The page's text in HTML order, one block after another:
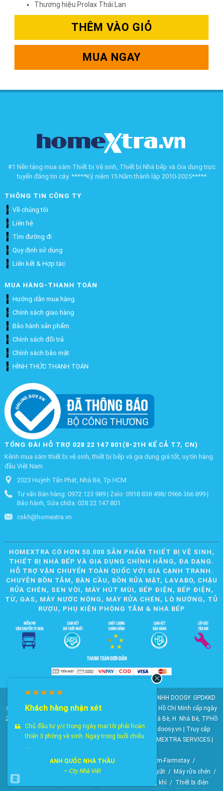
Thương hiệu Prolax Thái Lan
THÊM VÀO GIỎ
MUA NGAY
#1 Nền tảng mua sắm Thiết bị Vệ sinh, Thiết bị Nhà bếp và Gia dụng trực
tuyến đáng tin cậy. *****Kỷ niệm 15 Năm thành lập 2010-2025*****
THÔNG TIN CÔNG TY
Về chúng tôi
Liên hệ
Tìm đường đi
Quy định sử dụng
Liên kết & Hợp tác
MUA HÀNG-THANH TOÁN
Hướng dẫn mua hàng
Chính sách giao hàng
Bảo hành sản phẩm
Chính sách đổi trả
Chính sách bảo mật
HÌNH THỨC THANH TOÁN
TỔNG ĐÀI HỖ TRỢ 028 22 147 801(8-21H KỂ CẢ T7, CN)
Kênh mua sắm thiết bị vệ sinh, thiết bị bếp và gia dụng giá tốt, uy tín hàng
đầu Việt Nam
2023 Huỳnh Tấn Phát, Nhà Bè, Tp.HCM
Tư vấn Bán hàng: 0972 123 989 | Zalo: 0918 838 498/ 0966 366 899 |
Bảo hành, Sửa chữa: 028 22 147 801
cskh@homextra.vn
HOMEXTRA CÓ HƠN 50.000 SẢN PHẨM THIẾT BỊ VỆ SINH,
THIẾT BỊ NHÀ BẾP VÀ GIA DỤNG CHÍNH HÃNG, ĐA DẠNG.
HỖ TRỢ VẬN CHUYỂN TOÀN QUỐC VỚI GIÁ CẠNH TRANH.
CHUYÊN BỒN TẮM, BÀN CẦU, BỒN RỬA MẶT, LAVABO, CHẬU
RỬA CHÉN, SEN VÒI, MÁY HÚT MÙI, BẾP ĐIỆN, BẾP ĐIỆN,
TỪ, GAS, MÁY NƯỚC NÓNG, MÁY RỬA CHÉN, LÒ NƯỚNG, TỦ
RƯỢU, PHỤ KIỆN PHÒNG TẮM & NHÀ BẾP
© 2010-2025 Bản quyền nội dung thuộc về CÔNG TY TNHH DOOSY. GPDKKD
số: 0311.807.893 do Sở Kế hoạch và Đầu tư Thành phố Hồ Chí Minh cấp ngày
28/05/2012. Địa chỉ: 2023 Huỳnh Tấn Phát, KP6, TT. Nhà Bè, H. Nhà Bè, TP.Hồ
Chí Minh. Điện thoại: 028 22 147 801. Email: doosy@doosy.vn | Truy cập
website cùng công ty: Trang Dịch Vụ Khách Hàng- HOMEXTRA SERVICES |
HomeXtra Basics / Gói Combo Mộc-Nhà vườn-Farmstay /
/ Bồn tiểu nam Vòi hồ-Vòi máy giặt / Máy rửa chén /
Máy nước nóng
Quạt điều hòa không khí / Thiết bị điện
Khách hàng nhận xét
Chủ đầu tư y/c trong ngày mai tôi phải hoàn
thiện 3 phòng vệ sinh. Ngay trong buổi chiều
...
ANH QUỐC NHÀ THẦU
— Cty Nhà Việt